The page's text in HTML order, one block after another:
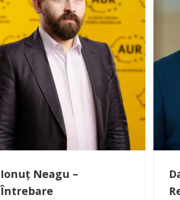
Ionuț Neagu –
Întrebare